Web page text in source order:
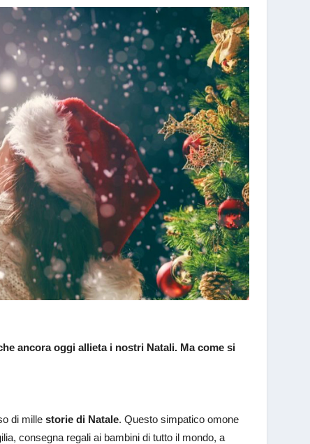
ancora oggi allieta i nostri Natali. Ma come si
di millestorie di Natale. Questo simpatico omone
consegna regali ai bambini di tutto il mondo, a